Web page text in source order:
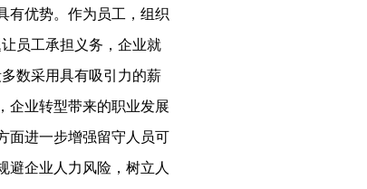
有优势。作为员工，组织
员工承担义务，企业就
数采用具有吸引力的薪
企业转型带来的职业发展
面进一步增强留守人员可
避企业人力风险，树立人